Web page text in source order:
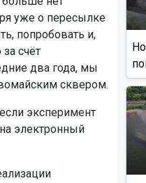
уже о пересылке
попробовать и,
счёт
два года, мы
сквером.
эксперимент
электронный